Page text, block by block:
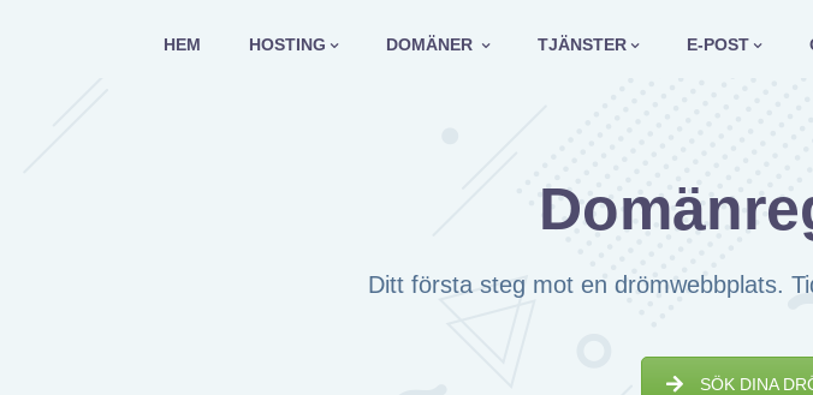
HEM HOSTING DOMÄNER TJÄNSTER E-POST
Ditt första steg mot en drömwebbplats.
SÖK DINA